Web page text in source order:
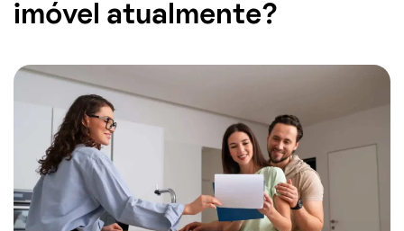
imóvel atualmente?